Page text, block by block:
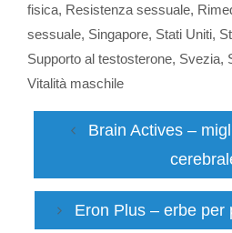
fisica, Resistenza sessuale,
sessuale, Singapore, Stati Uniti,
Supporto al testosterone, Svezia,
Vitalità maschile
Brain Actives –
Eron Plus – erbe per